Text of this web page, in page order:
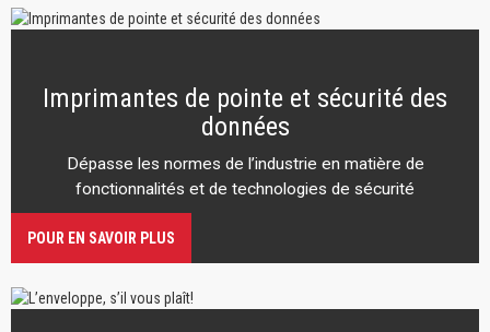
Imprimantes de pointe et sécurité des
données
Dépasse les normes de l’industrie en matière de
fonctionnalités et de technologies de sécurité
POUR EN SAVOIR PLUS